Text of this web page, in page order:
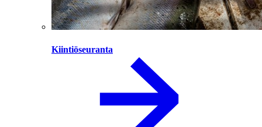
Kiintiöseuranta